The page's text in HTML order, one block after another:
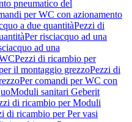
pneumatico del
per WC con azionamento
a due quantitàPezzi di
Per risciacquo ad una
ad una
Pezzi di ricambio per
il montaggio grezzoPezzi di
Per comandi per WC con
Moduli sanitari Geberit
di ricambio per Moduli
di ricambio per Per vasi